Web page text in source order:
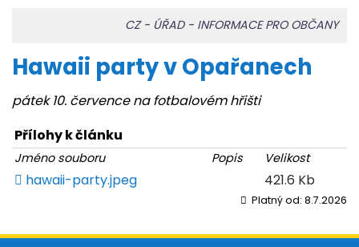
CZ- ÚŘAD- INFORMACE PRO OBČANY
Hawaii party v Opařanech
pátek 10. července na fotbalovém hřišti
Přílohy k článku
Jméno souboru Popis Velikost
hawaii-party.jpeg 421.6 Kb
Platný od: 8.7.2026